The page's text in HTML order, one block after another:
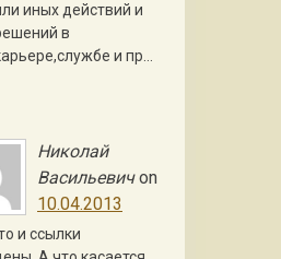
иных действий и
в
и пр…
Николай
Васильевичon
10.04.2013
и ссылки